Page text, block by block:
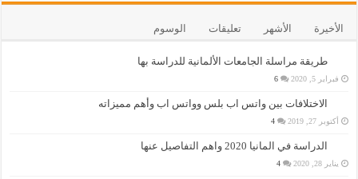
الأخيرة الأشهر تعليقات الوسوم
طريقة مراسلة الجامعات الألمانية للدراسة بها
فبراير 5, 2020 6
الاختلافات بين واتس اب بلس وواتس اب وأهم مميزاته
أكتوبر 27, 2019 4
الدراسة في المانيا 2020 واهم التفاصيل عنها
يناير 28, 2020 4